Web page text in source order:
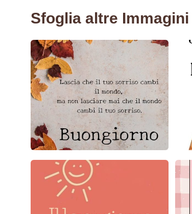
Sfoglia altre